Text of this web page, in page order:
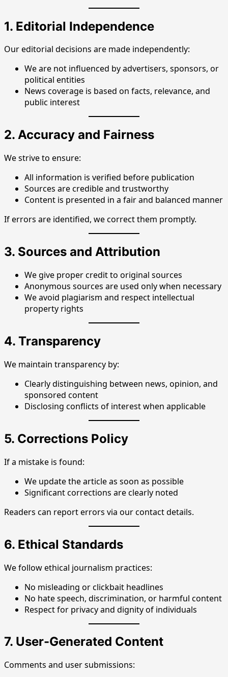
1. Editorial Independence
Our editorial decisions are made independently:
We are not influenced by advertisers, sponsors, or
political entities
News coverage is based on facts, relevance, and
public interest
2. Accuracy and Fairness
We strive to ensure:
All information is verified before publication
Sources are credible and trustworthy
Content is presented in a fair and balanced manner
If errors are identified, we correct them promptly.
3. Sources and Attribution
We give proper credit to original sources
Anonymous sources are used only when necessary
We avoid plagiarism and respect intellectual
property rights
4. Transparency
We maintain transparency by:
Clearly distinguishing between news, opinion, and
sponsored content
Disclosing conflicts of interest when applicable
5. Corrections Policy
If a mistake is found:
We update the article as soon as possible
Significant corrections are clearly noted
Readers can report errors via our contact details.
6. Ethical Standards
We follow ethical journalism practices:
No misleading or clickbait headlines
No hate speech, discrimination, or harmful content
Respect for privacy and dignity of individuals
7. User-Generated Content
Comments and user submissions: